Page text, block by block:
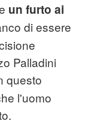
un furto ai
di essere
Palladini
questo
l'uomo